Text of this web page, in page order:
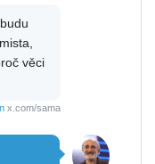
věci
x.com/sama